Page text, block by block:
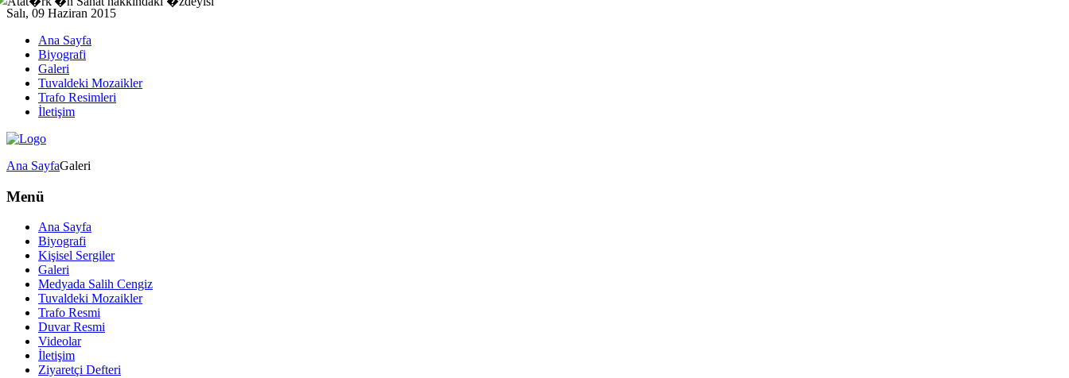
Salı, 09 Haziran 2015
Ana Sayfa
Biyografi
Galeri
Tuvaldeki Mozaikler
Trafo Resimleri
İletişim
Ana SayfaGaleri
Menü
Ana Sayfa
Biyografi
Kişisel Sergiler
Galeri
Medyada Salih Cengiz
Tuvaldeki Mozaikler
Trafo Resmi
Duvar Resmi
Videolar
İletişim
Ziyaretçi Defteri